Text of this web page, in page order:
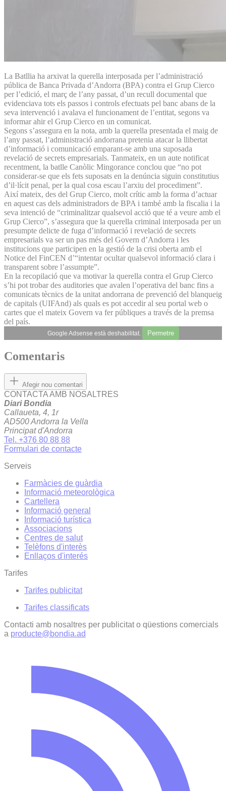
La Batllia ha arxivat la querella interposada per l’administració
pública de Banca Privada d’Andorra (BPA) contra el Grup Cierco
per l’edició, el març de l’any passat, d’un recull documental que
evidenciava tots els passos i controls efectuats pel banc abans de la
seva intervenció i avalava el funcionament de l’entitat, segons va
informar ahir el Grup Cierco en un comunicat.
Segons s’assegura en la nota, amb la querella presentada el maig de
l’any passat, l’administració andorrana pretenia atacar la llibertat
d’informació i comunicació emparant-se amb una suposada
revelació de secrets empresarials. Tanmateix, en un aute notificat
recentment, la batlle Canòlic Mingorance conclou que “no pot
considerar-se que els fets suposats en la denúncia siguin constitutius
d’il·lícit penal, per la qual cosa escau l’arxiu del procediment”.
Així mateix, des del Grup Cierco, molt crític amb la forma d’actuar
en aquest cas dels administradors de BPA i també amb la fiscalia i la
seva intenció de “criminalitzar qualsevol acció que té a veure amb el
Grup Cierco”, s’assegura que la querella criminal interposada per un
presumpte delicte de fuga d’informació i revelació de secrets
empresarials va ser un pas més del Govern d’Andorra i les
institucions que participen en la gestió de la crisi oberta amb el
Notice del FinCEN d’“intentar ocultar qualsevol informació clara i
transparent sobre l’assumpte”.
En la recopilació que va motivar la querella contra el Grup Cierco
s’hi pot trobar des auditories que avalen l’operativa del banc fins a
comunicats tècnics de la unitat andorrana de prevenció del blanqueig
de capitals (UIFAnd) als quals es pot accedir al seu portal web o
cartes que el mateix Govern va fer públiques a través de la premsa
del país.
Google Adsense està deshabilitat. Permetre
Comentaris
Afegir nou comentari
CONTACTA AMB NOSALTRES
Diari Bondia
Callaueta, 4, 1r
AD500 Andorra la Vella
Principat d'Andorra
Tel. +376 80 88 88
Formulari de contacte
Serveis
Farmàcies de guàrdia
Informació meteorològica
Cartellera
Informació general
Informació turística
Associacions
Centres de salut
Telèfons d'interès
Enllaços d'interés
Tarifes
Tarifes publicitat
Tarifes classificats
Contacti amb nosaltres per publicitat o qüestions comercials
a producte@bondia.ad